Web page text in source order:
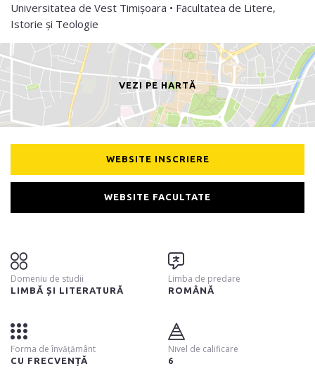
Universitatea de Vest Timișoara • Facultatea de Litere,
Istorie și Teologie
VEZI PE HARTĂ
WEBSITE INSCRIERE
WEBSITE FACULTATE
Domeniu de studii
LIMBĂ ȘI LITERATURĂ
Limba de predare
ROMÂNĂ
Forma de învățământ
CU FRECVENȚĂ
Nivel de calificare
6